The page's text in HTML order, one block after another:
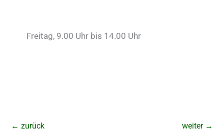
Freitag, 9.00 Uhr bis 14.00 Uhr
← zurück weiter →